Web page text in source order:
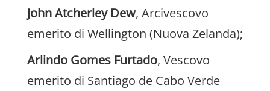
John Atcherley Dew, Arcivescovo
emerito di Wellington (Nuova Zelanda);
Arlindo Gomes Furtado, Vescovo
emerito di Santiago de Cabo Verde